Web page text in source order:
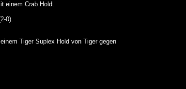
einem Crab Hold.
0).
Tiger Suplex Hold von Tiger gegen